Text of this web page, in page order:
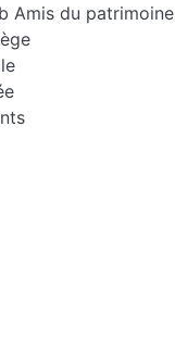
Amis du patrimoine